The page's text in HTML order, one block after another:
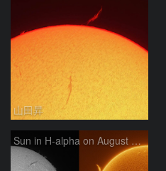
山田昇
Sun in H-alpha on August 7, 2026